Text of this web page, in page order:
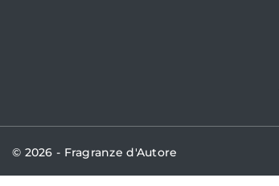
© 2026 - Fragranze d'Autore